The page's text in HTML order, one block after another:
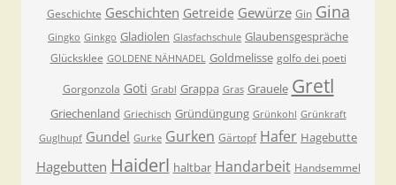
Geschichte Geschichten Getreide Gewürze Gin Gina
Gingko Ginkgo Gladiolen Glasfachschule Glaubensgespräche
Glücksklee GOLDENE NÄHNADEL Goldmelisse golfo dei poeti
Gorgonzola Goti Grabl Grappa Gras Grauele Gretl
Griechenland Griechisch Gründüngung Grünkohl Grünkraft
Guglhupf Gundel Gurke Gurken Gärtopf Hafer Hagebutte
Hagebutten Haiderl haltbar Handarbeit Handsemmel